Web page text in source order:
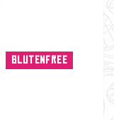
GLUTENFREE